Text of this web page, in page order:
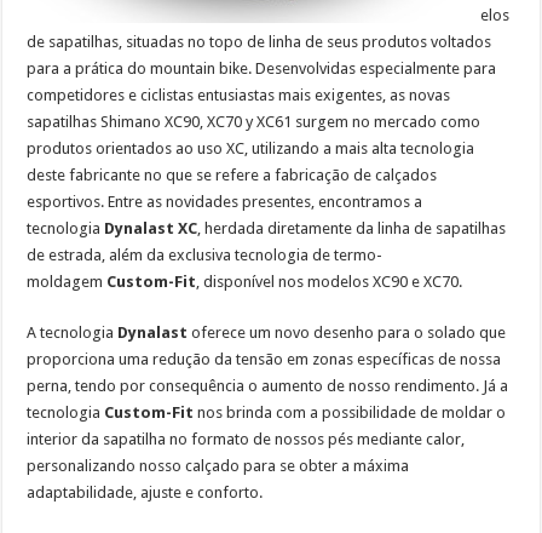
elos
de sapatilhas, situadas no topo de linha de seus produtos voltados
para a prática do mountain bike. Desenvolvidas especialmente para
competidores e ciclistas entusiastas mais exigentes, as novas
sapatilhas Shimano XC90, XC70 y XC61 surgem no mercado como
produtos orientados ao uso XC, utilizando a mais alta tecnologia
deste fabricante no que se refere a fabricação de calçados
esportivos. Entre as novidades presentes, encontramos a
tecnologia Dynalast XC, herdada diretamente da linha de sapatilhas
de estrada, além da exclusiva tecnologia de termo-
moldagem Custom-Fit, disponível nos modelos XC90 e XC70.
A tecnologia Dynalast oferece um novo desenho para o solado que
proporciona uma redução da tensão em zonas específicas de nossa
perna, tendo por consequência o aumento de nosso rendimento. Já a
tecnologia Custom-Fit nos brinda com a possibilidade de moldar o
interior da sapatilha no formato de nossos pés mediante calor,
personalizando nosso calçado para se obter a máxima
adaptabilidade, ajuste e conforto.